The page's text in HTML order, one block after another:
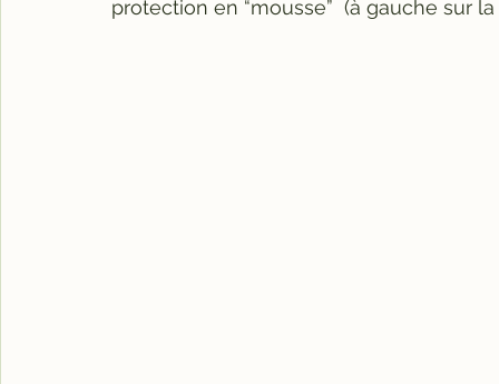
protection en “mousse”  (à gauche sur